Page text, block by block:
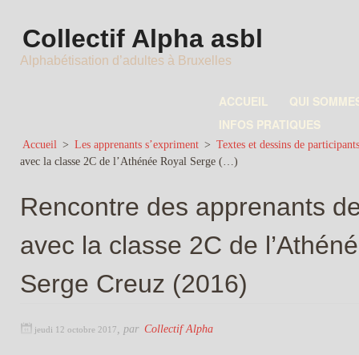
Collectif Alpha asbl
Alphabétisation d’adultes à Bruxelles
ACCUEIL
QUI
INFOS PRATIQUES
Accueil > Les apprenants s’expriment > Textes et dessins de participants
avec la classe 2C de l’Athénée Royal Serge (…)
Rencontre des apprenants
avec la classe 2C de
Serge Creuz (2016)
jeudi 12 octobre 2017 par Collectif Alpha